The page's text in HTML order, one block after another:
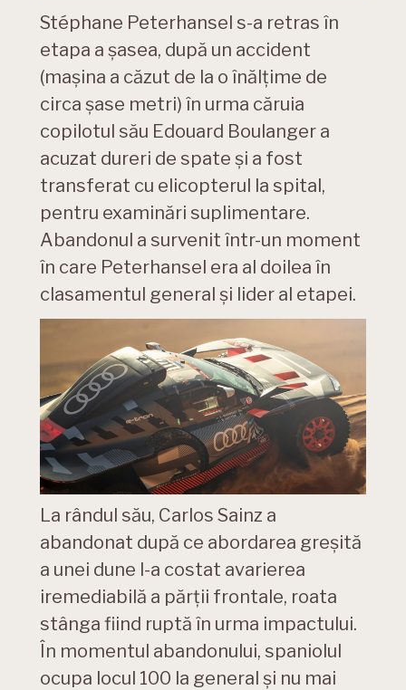
Stéphane Peterhansel s-a retras în
etapa a șasea, după un accident
(mașina a căzut de la o înălțime de
circa șase metri) în urma căruia
copilotul său Edouard Boulanger a
acuzat dureri de spate și a fost
transferat cu elicopterul la spital,
pentru examinări suplimentare.
Abandonul a survenit într-un moment
în care Peterhansel era al doilea în
clasamentul general și lider al etapei.
La rândul său, Carlos Sainz a
abandonat după ce abordarea greșită
a unei dune l-a costat avarierea
iremediabilă a părții frontale, roata
stânga fiind ruptă în urma impactului.
În momentul abandonului, spaniolul
ocupa locul 100 la general şi nu mai